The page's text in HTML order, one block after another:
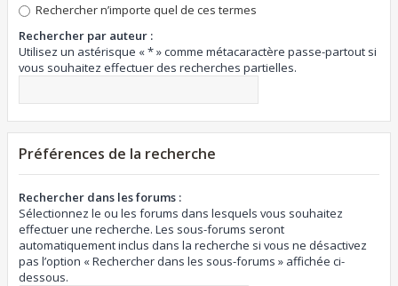
Rechercher n’importe quel de ces termes
Rechercher par auteur :
Utilisez un astérisque « * » comme métacaractère passe-partout si
vous souhaitez effectuer des recherches partielles.
Préférences de la recherche
Rechercher dans les forums :
Sélectionnez le ou les forums dans lesquels vous souhaitez
effectuer une recherche. Les sous-forums seront
automatiquement inclus dans la recherche si vous ne désactivez
pas l’option « Rechercher dans les sous-forums » affichée ci-
dessous.